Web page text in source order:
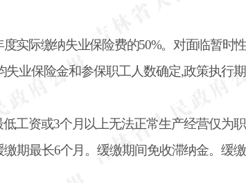
度实际缴纳失业保险费的50%。对面临暂时
业保险金和参保职工人数确定,政策执行
工资或3个月以上无法正常生产经营仅为
期最长6个月。缓缴期间免收滞纳金。缓